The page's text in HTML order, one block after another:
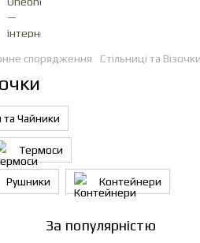
спорядження Стільниці та
та Чайники
Термоси
Рушники Контейнери
За популярністю